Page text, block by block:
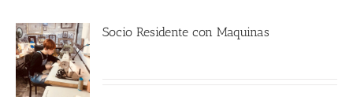
Socio Residente con Maquinas